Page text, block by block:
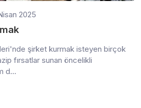
2025
şirket kurmak isteyen birçok
fırsatlar sunan öncelikli
d...